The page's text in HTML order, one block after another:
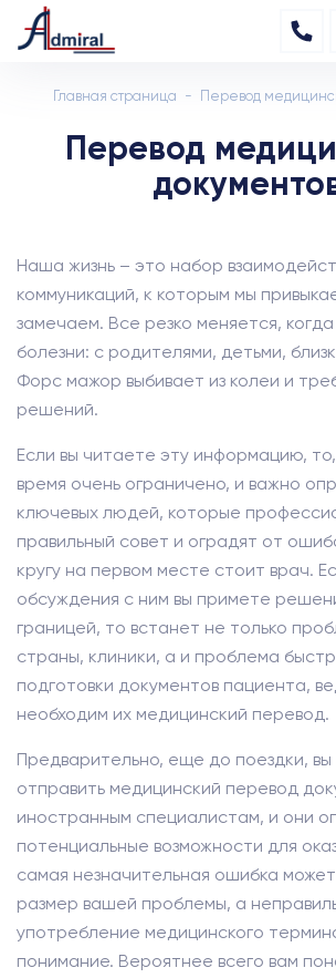
Главная страница Перевод
Перевод
Наша жизнь – это набор
коммуникаций, к которым мы
замечаем. Все резко меняется,
болезни: с родителями, детьми,
Форс мажор выбивает из колеи и
решений.
Если вы читаете эту информацию,
время очень ограничено, и важно
ключевых людей, которые
правильный совет и оградят от
кругу на первом месте стоит врач.
обсуждения с ним вы примете
границей, то встанет не только
страны, клиники, а и проблема
подготовки документов пациента,
необходим их медицинский перевод.
Предварительно, еще до поездки,
отправить медицинский перевод
иностранным специалистам, и они
потенциальные возможности для
самая незначительная ошибка
размер вашей проблемы, а
употребление медицинского
понимание. Вероятнее всего вам